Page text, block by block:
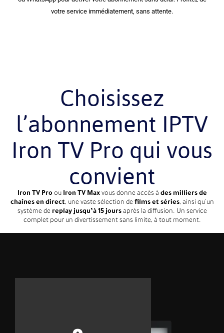
votre service immédiatement, sans attente.
Choisissez
l’abonnement IPTV
Iron TV Pro qui vous
convient
Iron TV Pro ou Iron TV Maxvous donne accès à des milliers de
chaînes en direct, une vaste sélection de films et séries, ainsi qu’un
système de replay jusqu’à 15 joursaprès la diffusion. Un service
complet pour un divertissement sans limite, à tout moment.